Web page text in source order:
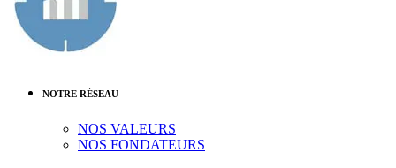
NOTRE RÉSEAU
NOS VALEURS
NOS FONDATEURS